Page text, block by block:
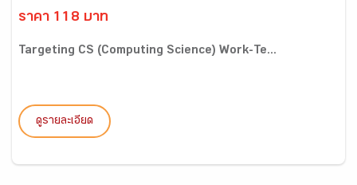
ราคา 118 บาท
Targeting CS (Computing Science) Work-Te...
ดูรายละเอียด